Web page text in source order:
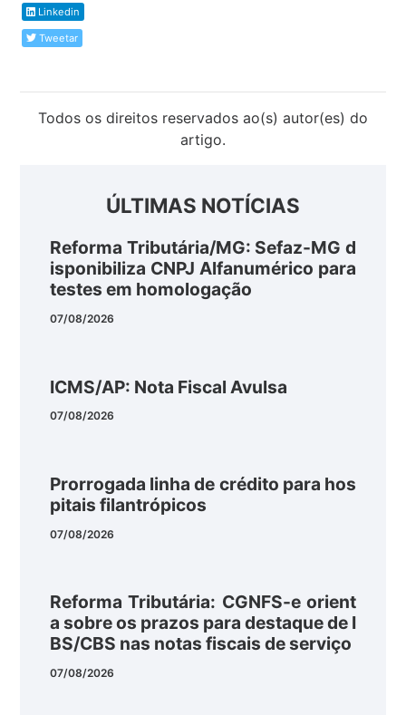
Linkedin
Tweetar
Todos os direitos reservados ao(s) autor(es) do
artigo.
ÚLTIMAS NOTÍCIAS
Reforma Tributária/MG: Sefaz-MG d
isponibiliza CNPJ Alfanumérico para
testes em homologação
07/08/2026
ICMS/AP: Nota Fiscal Avulsa
07/08/2026
Prorrogada linha de crédito para hos
pitais filantrópicos
07/08/2026
Reforma Tributária: CGNFS-e orient
a sobre os prazos para destaque de I
BS/CBS nas notas fiscais de serviço
07/08/2026